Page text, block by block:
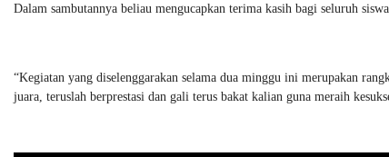
Dalam sambutannya beliau mengucapkan terima kasih bagi seluruh
“Kegiatan yang diselenggarakan selama dua minggu ini merupakan
juara, teruslah berprestasi dan gali terus bakat kalian guna meraih